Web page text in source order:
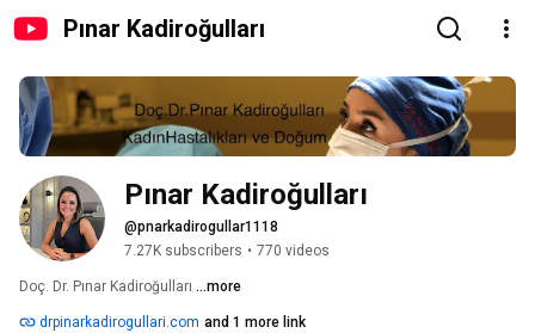
Pınar Kadiroğulları
Pınar Kadiroğulları
@pnarkadirogullar1118
7.27K subscribers • 770 videos
Doç. Dr. Pınar Kadiroğulları ...more
drpinarkadirogullari.com and 1 more link